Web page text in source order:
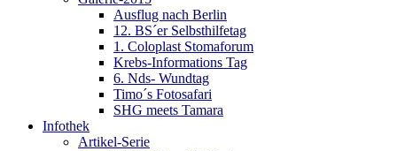
Ausflug nach Berlin
12. BS´er Selbsthilfetag
1. Coloplast Stomaforum
Krebs-Informations Tag
6. Nds- Wundtag
Timo´s Fotosafari
SHG meets Tamara
Infothek
Artikel-Serie